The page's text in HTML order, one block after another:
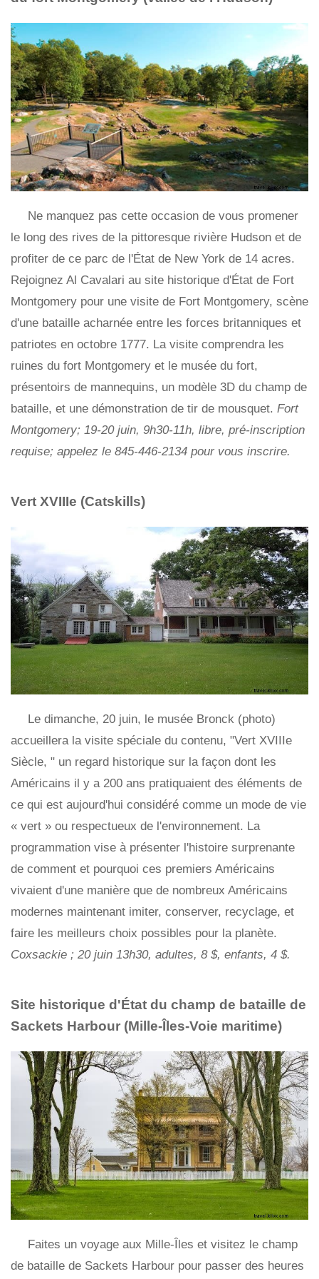
Ne manquez pas cette occasion de vous promener
le long des rives de la pittoresque rivière Hudson et de
profiter de ce parc de l'État de New York de 14 acres.
Rejoignez Al Cavalari au site historique d'État de Fort
Montgomery pour une visite de Fort Montgomery, scène
d'une bataille acharnée entre les forces britanniques et
patriotes en octobre 1777. La visite comprendra les
ruines du fort Montgomery et le musée du fort,
présentoirs de mannequins, un modèle 3D du champ de
bataille, et une démonstration de tir de mousquet. Fort
Montgomery; 19-20 juin, 9h30-11h, libre, pré-inscription
requise; appelez le 845-446-2134 pour vous inscrire.
Vert XVIIIe (Catskills)
Le dimanche, 20 juin, le musée Bronck (photo)
accueillera la visite spéciale du contenu, "Vert XVIIIe
Siècle, " un regard historique sur la façon dont les
Américains il y a 200 ans pratiquaient des éléments de
ce qui est aujourd'hui considéré comme un mode de vie
« vert » ou respectueux de l'environnement. La
programmation vise à présenter l'histoire surprenante
de comment et pourquoi ces premiers Américains
vivaient d'une manière que de nombreux Américains
modernes maintenant imiter, conserver, recyclage, et
faire les meilleurs choix possibles pour la planète.
Coxsackie ; 20 juin 13h30, adultes, 8 $, enfants, 4 $.
Site historique d'État du champ de bataille de
Sackets Harbour (Mille-Îles-Voie maritime)
Faites un voyage aux Mille-Îles et visitez le champ
de bataille de Sackets Harbour pour passer des heures